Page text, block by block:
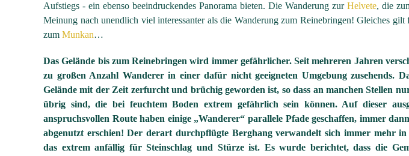
Aufstiegs - ein ebenso beeindruckendes Panorama bieten. Die Wanderung zur Helvete, die
Meinung nach unendlich viel interessanter als die Wanderung zum Reinebringen! Gleiches
zum Munkan…
Das Gelände bis zum Reinebringen wird immer gefährlicher. Seit mehreren Jahren
zu großen Anzahl Wanderer in einer dafür nicht geeigneten Umgebung zusehends.
Gelände mit der Zeit zerfurcht und brüchig geworden ist, so dass an manchen Stellen
übrig sind, die bei feuchtem Boden extrem gefährlich sein können. Auf dieser
anspruchsvollen Route haben einige „Wanderer“ parallele Pfade geschaffen, immer
abgenutzt erschien! Der derart durchpflügte Berghang verwandelt sich immer mehr
das extrem anfällig für Steinschlag und Stürze ist. Es wurde berichtet, dass die